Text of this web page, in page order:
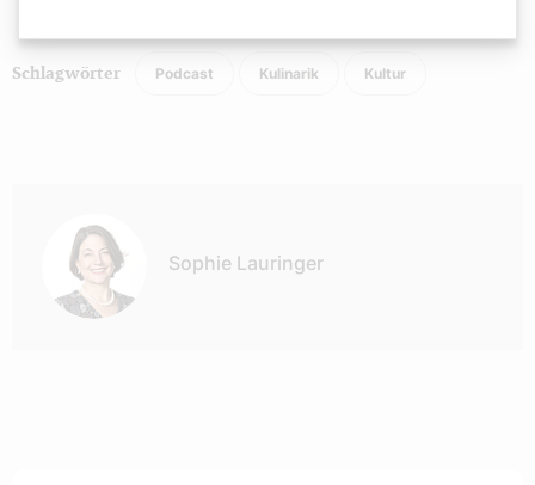
Schlagwörter Podcast Kulinarik Kultur
Sophie Lauringer